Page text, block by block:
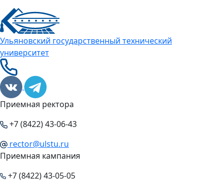
Ульяновский государственный технический
университет
Приемная ректора
+7 (8422) 43-06-43
rector@ulstu.ru
Приемная кампания
+7 (8422) 43-05-05